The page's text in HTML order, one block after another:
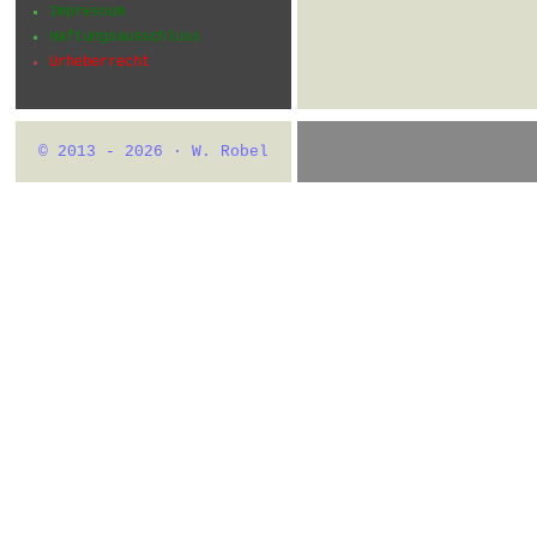
Impressum
Haftungsausschluss
Urheberrecht
© 2013 - 2026 · W. Robel